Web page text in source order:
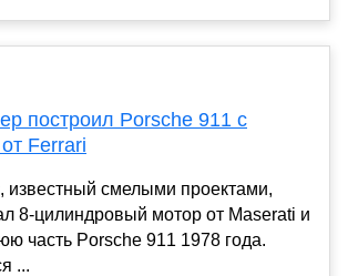
построил Porsche 911 с
Ferrari
смелыми проектами,
8-цилиндровый мотор от Maserati и
часть Porsche 911 1978 года.
...